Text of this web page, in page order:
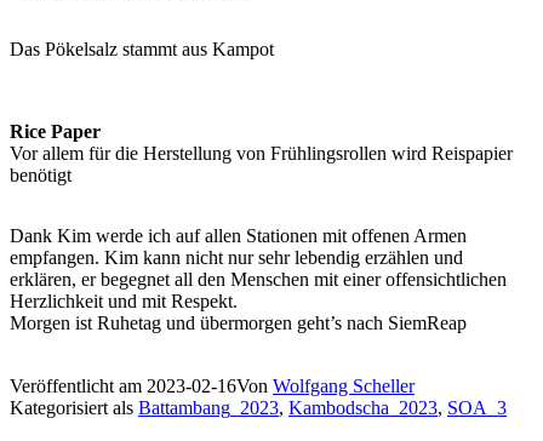
Das Pökelsalz stammt aus Kampot
Rice Paper
Vor allem für die Herstellung von Frühlingsrollen wird Reispapier
benötigt
Dank Kim werde ich auf allen Stationen mit offenen Armen
empfangen. Kim kann nicht nur sehr lebendig erzählen und
erklären, er begegnet all den Menschen mit einer offensichtlichen
Herzlichkeit und mit Respekt.
Morgen ist Ruhetag und übermorgen geht’s nach SiemReap
Veröffentlicht am 2023-02-16Von Wolfgang Scheller
Kategorisiert als Battambang_2023, Kambodscha_2023, SOA_3